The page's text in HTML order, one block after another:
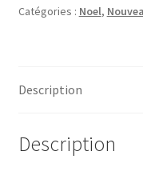
Catégories : Noel,
Description
Description